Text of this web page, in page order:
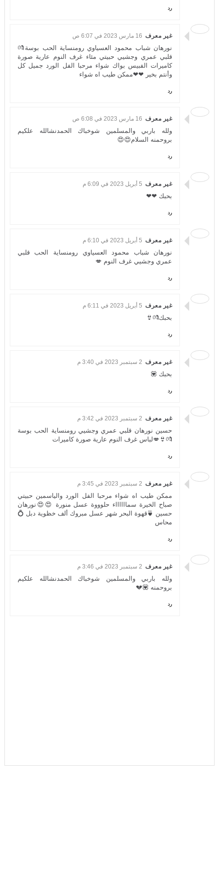
رد
غير معرف 16 مارس 2023 في 6:07 ص
نورهان شباب محمود العسياوي رومنساية الحب بوسة💏
قلبي عمري وجشيي حبيتي مئاء غرف النوم عارية صورة
كاميرات الفبيس بواك شواء مرحبا الفل الورد جميل كل
وأنتم بخير ❤❤ممكن طيب اه شواء
رد
غير معرف 16 مارس 2023 في 6:08 ص
ولله باربي والمسلمين شوخباك الحمدنشالله علكيم
بروحمنه السلام😍😍
رد
غير معرف 5 أبريل 2023 في 6:09 م
بحبك ❤❤
رد
غير معرف 5 أبريل 2023 في 6:10 م
نورهان شباب محمود العسياوي رومنساية الحب قلبي
عمري وجشيي غرف النوم 💋
رد
غير معرف 5 أبريل 2023 في 6:11 م
بحبك💏👙
رد
غير معرف 2 سبتمبر 2023 في 3:40 م
بحبك 💟
رد
غير معرف 2 سبتمبر 2023 في 3:42 م
حسين نورهان قلبي عمري وجشيي رومنساية الحب بوسة
💏👙💋لباس غرف النوم عارية صورة كاميرات
رد
غير معرف 2 سبتمبر 2023 في 3:45 م
ممكن طيب اه شواء مرحبا الفل الورد والياسمين حبيتي
صباح الخيرة سمااااااء حلوووة عسل منورة 😍😍نورهان
حسين 🍵قهوة البحر شهر عسل مبروك ألف خظوية دبل 💍
محاس
رد
غير معرف 2 سبتمبر 2023 في 3:46 م
ولله باربي والمسلمين شوخباك الحمدنشالله علكيم
بروحمنه 💟💔
رد